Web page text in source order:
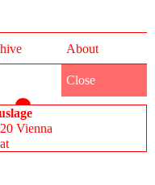
About
Close
Vienna